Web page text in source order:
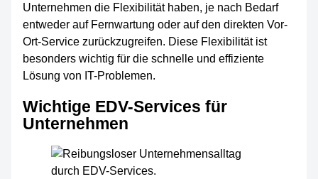
Unternehmen die Flexibilität haben, je nach Bedarf
entweder auf Fernwartung oder auf den direkten Vor-
Ort-Service zurückzugreifen. Diese Flexibilität ist
besonders wichtig für die schnelle und effiziente
Lösung von IT-Problemen.
Wichtige EDV-Services für
Unternehmen